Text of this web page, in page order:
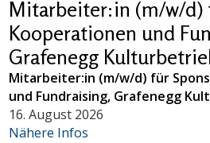
Mitarbeiter:in (m/w/d)
Kooperationen und
Grafenegg
Mitarbeiter:in (m/w/d) für
und Fundraising, Grafenegg
16. August 2026
Nähere Infos